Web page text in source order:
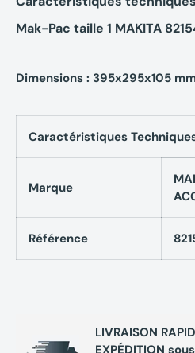
Mak-Pac taille 1 MAKITA
Dimensions : 395x295x105
Caractéristiques
Marque
Référence
LIVRAISON
EXPÉDITION